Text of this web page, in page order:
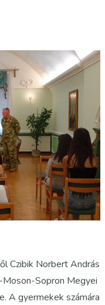
Czibik Norbert András
Sopron Megyei
A gyermekek számára